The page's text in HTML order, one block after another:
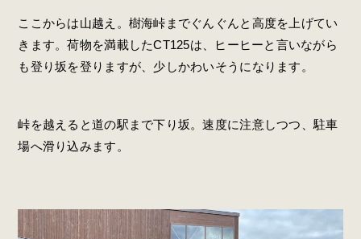
ここからは山越え。樹海峠までぐんぐんと高度を上げてい
きます。荷物を満載したCT125は、ヒーヒーと言いながら
も登り坂を登りますが、少しかわいそうになります。
峠を越えると道の駅まで下り坂。速度に注意しつつ、駐車
場へ滑り込みます。